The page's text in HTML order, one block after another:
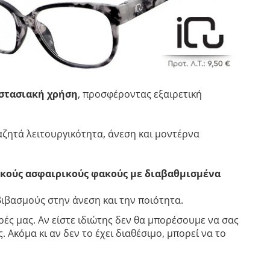
χρήση, προσφέροντας εξαιρετική
λειτουργικότητα, άνεση και μοντέρνα
ασφαιρικούς φακούς με διαβαθμισμένα
στην άνεση και την ποιότητα.
μας. Αν είστε ιδιώτης δεν θα μπορέσουμε να σας
κι αν δεν το έχει διαθέσιμο, μπορεί να το